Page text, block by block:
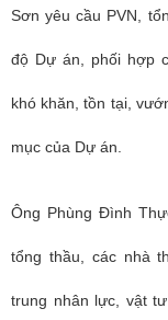
Sơn yêu cầu PVN,
độ Dự án, phối hợp
khó khăn, tồn tại,
mục của Dự án.
Ông Phùng Đình
tổng thầu, các nhà
trung nhân lực, vật